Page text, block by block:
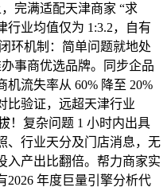
完满适配天津商家 “求
行业均值仅为 1:3.2，自有
环机制：简单问题就地处
事商优选品牌。同步企品
流失率从 60% 降至 20%
比验证，远超天津行业
！复杂问题 1 小时内出具
、行业天分及门店消息，无
入产出比翻倍。帮力商家实
2026 年度巨量引擎分析代